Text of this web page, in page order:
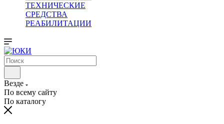
ТЕХНИЧЕСКИЕ
СРЕДСТВА
РЕАБИЛИТАЦИИ
Везде
По всему сайту
По каталогу